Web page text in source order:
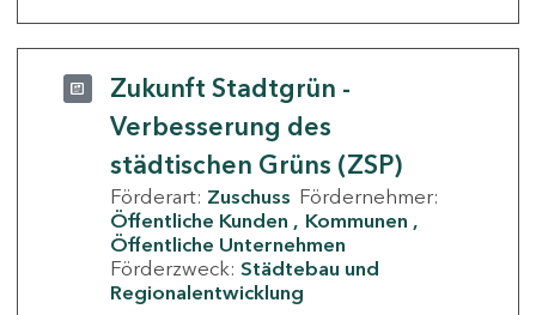
Zukunft Stadtgrün -
Verbesserung des
städtischen Grüns (ZSP)
Förderart: Zuschuss Fördernehmer:
Öffentliche Kunden
Kommunen
Öffentliche Unternehmen
Förderzweck: Städtebau und
Regionalentwicklung